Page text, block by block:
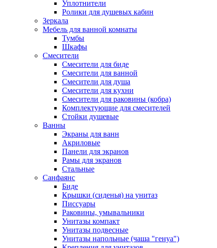
Уплотнители
Ролики для душевых кабин
Зеркала
Мебель для ванной комнаты
Тумбы
Шкафы
Смесители
Смесители для биде
Смесители для ванной
Смесители для душа
Смесители для кухни
Смесители для раковины (кобра)
Комплектующие для смесителей
Стойки душевые
Ванны
Экраны для ванн
Акриловые
Панели для экранов
Рамы для экранов
Стальные
Санфаянс
Биде
Крышки (сиденья) на унитаз
Писсуары
Раковины, умывальники
Унитазы компакт
Унитазы подвесные
Унитазы напольные (чаша "генуа")